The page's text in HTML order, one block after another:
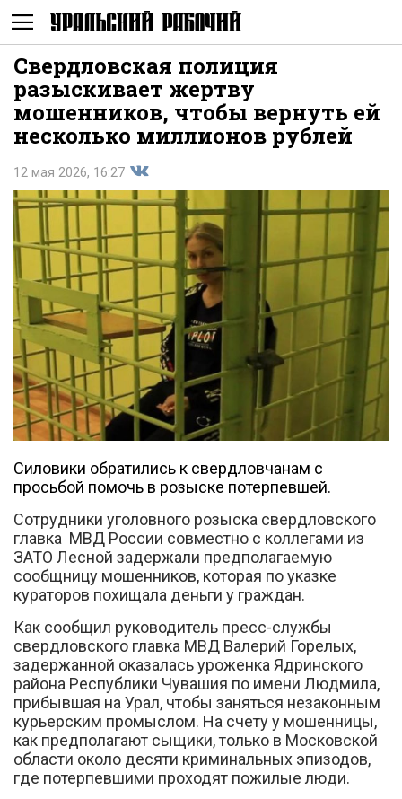
Не
показывать
Свердловская полиция
разыскивает жертву
мошенников, чтобы вернуть ей
несколько миллионов рублей
12 мая 2026, 16:27
Поделиться
во
Вконтакте
Силовики обратились к свердловчанам с
просьбой помочь в розыске потерпевшей.
Сотрудники уголовного розыска свердловского
главка МВД России совместно с коллегами из
ЗАТО Лесной задержали предполагаемую
сообщницу мошенников, которая по указке
кураторов похищала деньги у граждан.
Как сообщил руководитель пресс-службы
свердловского главка МВД Валерий Горелых,
задержанной оказалась уроженка Ядринского
района Республики Чувашия по имени Людмила,
прибывшая на Урал, чтобы заняться незаконным
курьерским промыслом. На счету у мошенницы,
как предполагают сыщики, только в Московской
области около десяти криминальных эпизодов,
где потерпевшими проходят пожилые люди.